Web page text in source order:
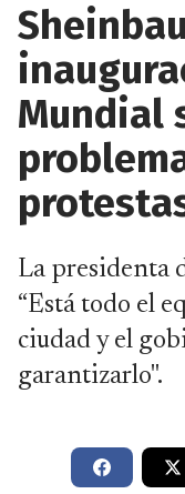
Mundial
La presidenta
“Está todo el
ciudad y el
garantizarlo".